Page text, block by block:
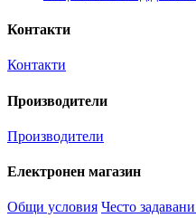
Контакти
Контакти
Производители
Производители
Електронен магазин
Общи условия Често